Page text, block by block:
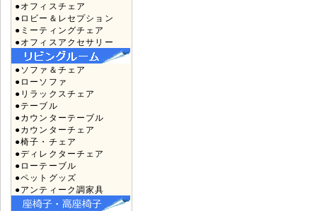
●オフィスチェア
●ロビー＆レセプション
●ミーティングチェア
●オフィスアクセサリー
●ソファ＆チェア
●ローソファ
●リラックスチェア
●テーブル
●カウンターテーブル
●カウンターチェア
●椅子・チェア
●ディレクターチェア
●ローテーブル
●ペットグッズ
●アンティーク調家具